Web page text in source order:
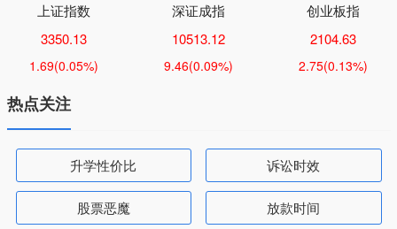
上证指数
3350.13
1.69(0.05%)
深证成指
10513.12
9.46(0.09%)
创业板指
2104.63
2.75(0.13%)
热点关注
升学性价比 诉讼时效
股票恶魔 放款时间